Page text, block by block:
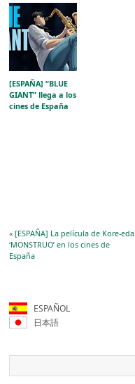
[ESPAÑA] “BLUE
GIANT” llega a los
cines de España
«[ESPAÑA] La película de Kore-eda
‘MONSTRUO’ en los cines de
España
ESPAÑOL
日本語